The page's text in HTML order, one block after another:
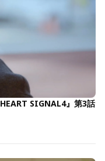
SIGNAL4』第3話